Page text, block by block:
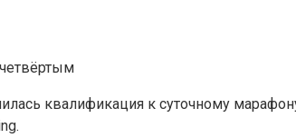
квалификация к суточному